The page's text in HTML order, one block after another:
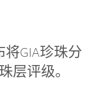
GIA珍珠分
层评级。